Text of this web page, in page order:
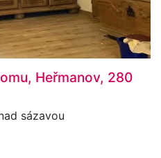
Heřmanov, 280
sázavou